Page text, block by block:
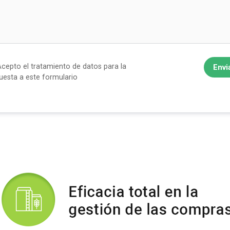
el tratamiento de datos para la
a este formulario